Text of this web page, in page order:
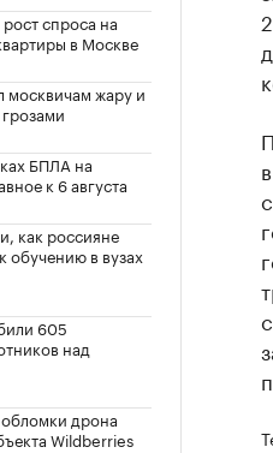
спроса на
в Москве
жару и
БПЛА на
к 6 августа
как россияне
обучению в вузах
605
над
дрона
Wildberries